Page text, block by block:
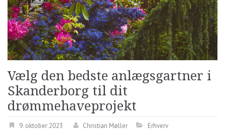
Vælg den bedste anlægsgartner i
Skanderborg til dit
drømmehaveprojekt
9. oktober 2023 Christian Møller Erhverv